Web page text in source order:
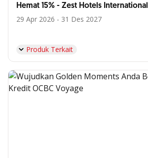
Hemat 15% - Zest Hotels International
29 Apr 2026 - 31 Des 2027
Produk Terkait